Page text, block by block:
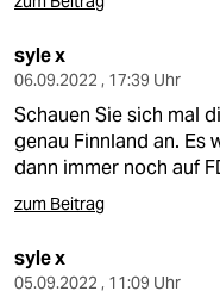
syle x
06.09.2022 , 17:39 Uhr
Schauen Sie sich mal
genau Finnland an. Es
dann immer noch auf
zum Beitrag
syle x
05.09.2022 , 11:09 Uhr